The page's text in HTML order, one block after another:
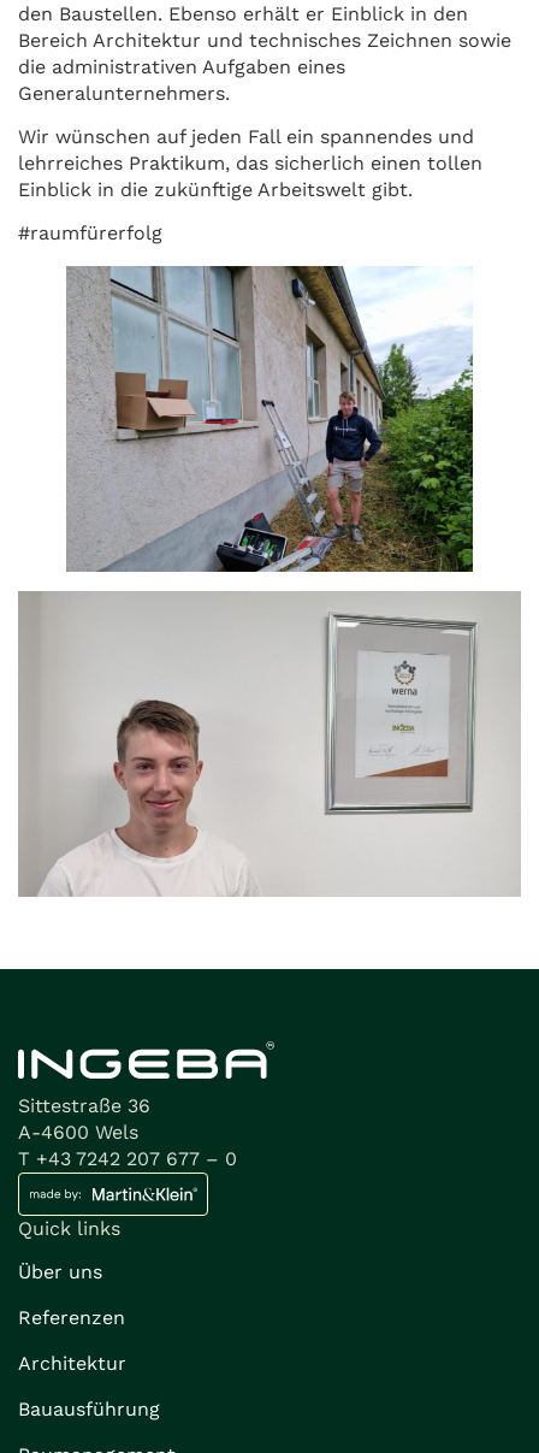
den Baustellen. Ebenso erhält er Einblick in den
Bereich Architektur und technisches Zeichnen sowie
die administrativen Aufgaben eines
Generalunternehmers.
Wir wünschen auf jeden Fall ein spannendes und
lehrreiches Praktikum, das sicherlich einen tollen
Einblick in die zukünftige Arbeitswelt gibt.
#raumfürerfolg
Sittestraße 36
A-4600 Wels
T +43 7242 207 677 – 0
Quick links
Über uns
Referenzen
Architektur
Bauausführung